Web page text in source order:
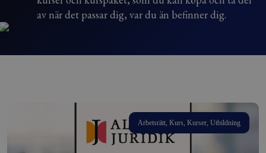
av när det passar dig, var du än befinner dig.
Arbetsrätt, Kurs, Kurser, Utbildning